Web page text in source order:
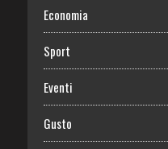
Economia
Sport
Eventi
Gusto